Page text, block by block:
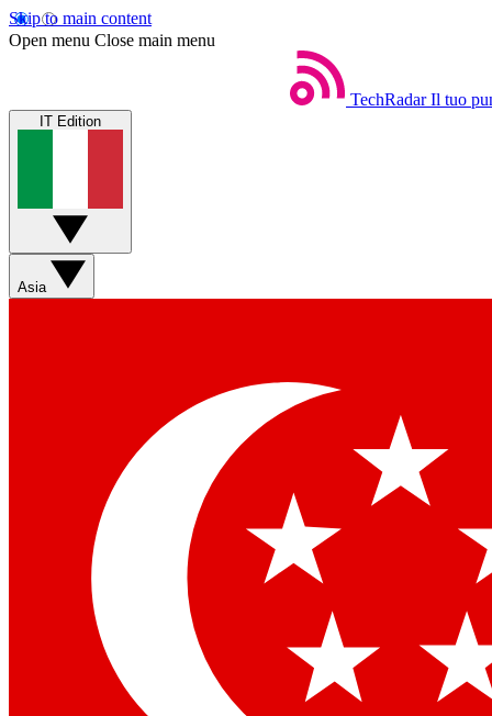
Skip to main content
Open menu Close main menu
TechRadar Il tuo
IT Edition
Asia